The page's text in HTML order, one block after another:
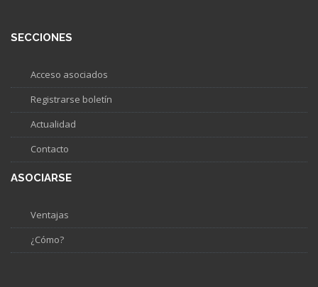
SECCIONES
Acceso asociados
Registrarse boletín
Actualidad
Contacto
ASOCIARSE
Ventajas
¿Cómo?